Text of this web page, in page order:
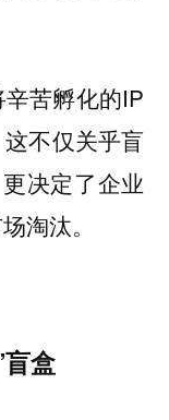
苦孵化的IP
不仅关乎盲
决定了企业
淘汰。
盒